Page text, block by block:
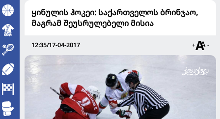
ყინულის ჰოკეი: საქართველოს ბრინჯაო,
მაგრამ შეუსრულებელი მისია
12:35/17-04-2017 + -